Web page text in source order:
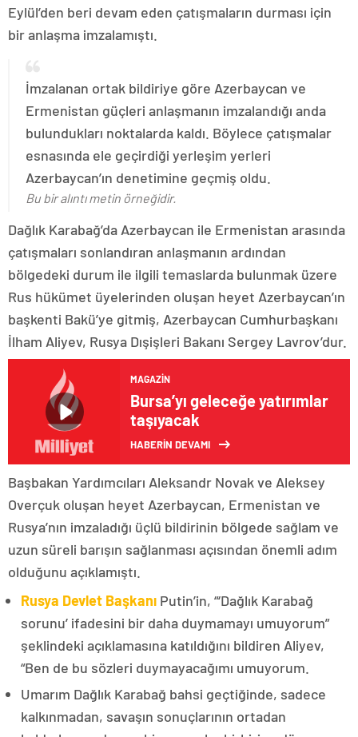
Eylül’den beri devam eden çatışmaların durması için
bir anlaşma imzalamıştı.
İmzalanan ortak bildiriye göre Azerbaycan ve
Ermenistan güçleri anlaşmanın imzalandığı anda
bulundukları noktalarda kaldı. Böylece çatışmalar
esnasında ele geçirdiği yerleşim yerleri
Azerbaycan’ın denetimine geçmiş oldu.
Bu bir alıntı metin örneğidir.
Dağlık Karabağ’da Azerbaycan ile Ermenistan arasında
çatışmaları sonlandıran anlaşmanın ardından
bölgedeki durum ile ilgili temaslarda bulunmak üzere
Rus hükümet üyelerinden oluşan heyet Azerbaycan’ın
başkenti Bakü’ye gitmiş, Azerbaycan Cumhurbaşkanı
İlham Aliyev, Rusya Dışişleri Bakanı Sergey Lavrov’dur.
MAGAZIN
Bursa’yı geleceğe yatırımlar
taşıyacak
HABERİN DEVAMI
Başbakan Yardımcıları Aleksandr Novak ve Aleksey
Overçuk oluşan heyet Azerbaycan, Ermenistan ve
Rusya’nın imzaladığı üçlü bildirinin bölgede sağlam ve
uzun süreli barışın sağlanması açısından önemli adım
olduğunu açıklamıştı.
Rusya Devlet Başkanı Putin’in, “‘Dağlık Karabağ
sorunu’ ifadesini bir daha duymamayı umuyorum”
şeklindeki açıklamasına katıldığını bildiren Aliyev,
“Ben de bu sözleri duymayacağımı umuyorum.
Umarım Dağlık Karabağ bahsi geçtiğinde, sadece
kalkınmadan, savaşın sonuçlarının ortadan